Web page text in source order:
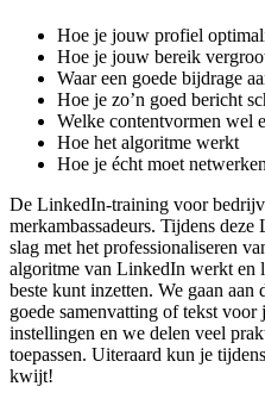
Hoe je jouw profiel
Hoe je jouw bereik
Waar een goede bijdrage
Hoe je zo’n goed bericht
Welke contentvormen wel
Hoe het algoritme werkt
Hoe je écht moet
De LinkedIn-training voor
merkambassadeurs. Tijdens
slag met het professionaliseren
algoritme van LinkedIn werkt en
beste kunt inzetten. We gaan aan
goede samenvatting of tekst
instellingen en we delen veel
toepassen. Uiteraard kun je
kwijt!